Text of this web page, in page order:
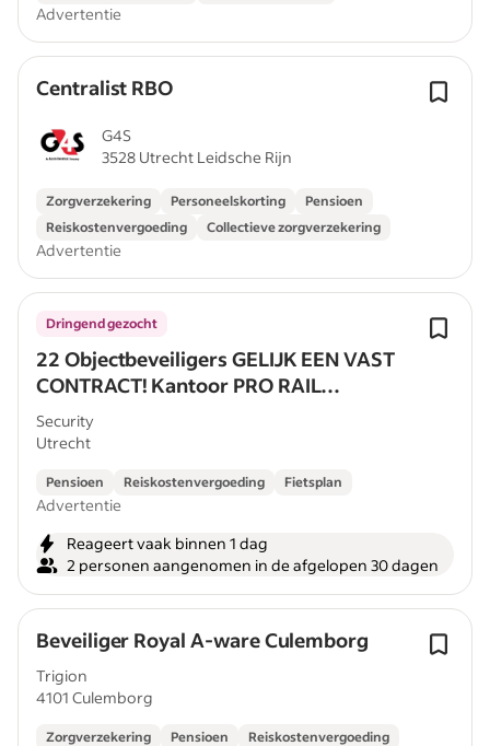
Advertentie
Centralist RBO
G4S
3528 Utrecht Leidsche Rijn
Zorgverzekering Personeelskorting
Pensioen
Reiskostenvergoeding
Collectieve zorgverzekering
Advertentie
22 Objectbeveiligers GELIJK EEN VAST
CONTRACT! Kantoor PRO RAIL
Utrecht/Zwijndrecht/Amsterdam
Dringend gezocht
Security
Utrecht
Pensioen Reiskostenvergoeding Fietsplan
Advertentie
Reageert vaak binnen 1 dag
2 personen aangenomen in de afgelopen 30 dagen
Beveiliger Royal A-ware Culemborg
Trigion
4101 Culemborg
Zorgverzekering Pensioen
Reiskostenvergoeding